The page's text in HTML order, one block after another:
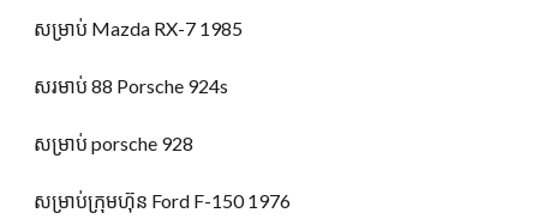
សម្រាប់ Mazda RX-7 1985
សរមាប់ 88 Porsche 924s
សម្រាប់ porsche 928
សម្រាប់ក្រុមហ៊ុន Ford F-150 1976